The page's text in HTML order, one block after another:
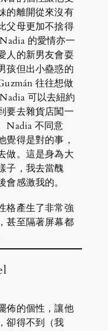
的離開從來沒有
父母更加不捨得
的愛情亦一
人的新男友會耍
孩但出小蠱惑的
往往想做
可以去紐約
要去雜貨店闖一
Nadia 不同意
覺得是對的事，
做。這是身為大
子，我去當醜
會感激我的。
格產生了非常強
甚至隔著屏幕都
佈的個性，讓他
卻得不到（我